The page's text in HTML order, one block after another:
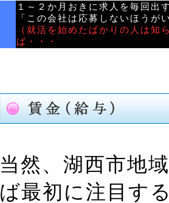
１～２か月おきに求人を毎回出
「この会社は応募しないほうが
（就活を始めたばかりの人は
ば・・・
当然、湖西市地
ば最初に注目す